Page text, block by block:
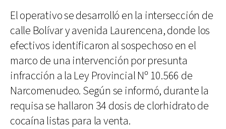
El operativo se desarrolló en la intersección de
calle Bolívar y avenida Laurencena, donde los
efectivos identificaron al sospechoso en el
marco de una intervención por presunta
infracción a la Ley Provincial Nº 10.566 de
Narcomenudeo. Según se informó, durante la
requisa se hallaron 34 dosis de clorhidrato de
cocaína listas para la venta.